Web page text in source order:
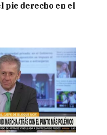
pie derecho en el